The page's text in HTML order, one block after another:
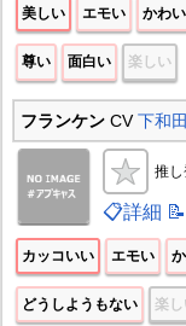
美しい エモい かわ
尊い 面白い 楽しい
フランケンCV下和
推
📋詳細
カッコいい エモい
どうしようもない 楽